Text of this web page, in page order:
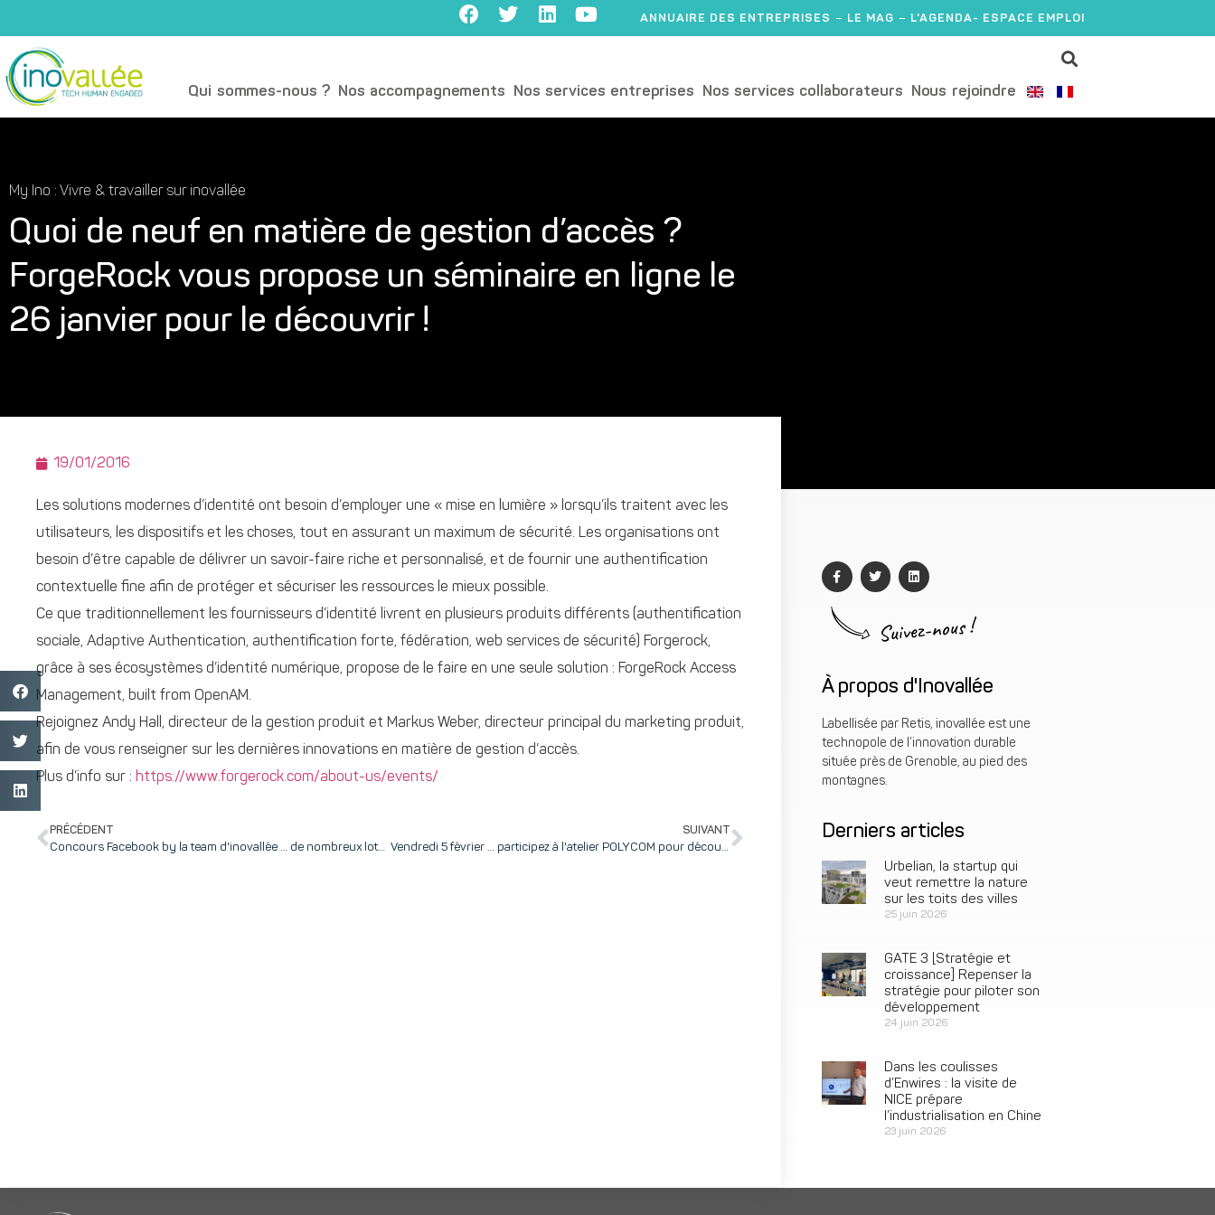
ANNUAIRE DES ENTREPRISES LE MAG L'AGENDA- ESPACE EMPLOI
Qui sommes-nous ? Nos accompagnements Nos services entreprises Nos services collaborateurs Nous rejoindre
My Ino : Vivre & travailler sur inovallée
Quoi de neuf en matière de gestion d’accès ?
ForgeRock vous propose un séminaire en ligne le
26 janvier pour le découvrir !
19/01/2016
Les solutions modernes d’identité ont besoin d’employer une « mise en lumière » lorsqu’ils traitent avec les
utilisateurs, les dispositifs et les choses, tout en assurant un maximum de sécurité. Les organisations ont
besoin d’être capable de délivrer un savoir-faire riche et personnalisé, et de fournir une authentification
contextuelle fine afin de protéger et sécuriser les ressources le mieux possible.
Ce que traditionnellement les fournisseurs d’identité livrent en plusieurs produits différents (authentification
sociale, Adaptive Authentication, authentification forte, fédération, web services de sécurité) Forgerock,
grâce à ses écosystèmes d’identité numérique, propose de le faire en une seule solution : ForgeRock Access
Management, built from OpenAM.
Rejoignez Andy Hall, directeur de la gestion produit et Markus Weber, directeur principal du marketing produit,
afin de vous renseigner sur les dernières innovations en matière de gestion d’accès.
Plus d’info sur : https://www.forgerock.com/about-us/events/
PRÉCÉDENT
Concours Facebook by la team d'inovallée … de nombreux lots à gagner !
SUIVANT
Vendredi 5 février … participez à l'atelier POLYCOM pour découvrir la communication collaborative unifiée !
Suivez-nous !
À propos d'Inovallée
Labellisée par Retis, inovallée est une
technopole de l’innovation durable
située près de Grenoble, au pied des
montagnes.
Derniers articles
Urbelian, la startup qui
veut remettre la nature
sur les toits des villes
25 juin 2026
GATE 3 [Stratégie et
croissance] Repenser la
stratégie pour piloter son
développement
24 juin 2026
Dans les coulisses
d’Enwires : la visite de
NICE prépare
l’industrialisation en Chine
23 juin 2026